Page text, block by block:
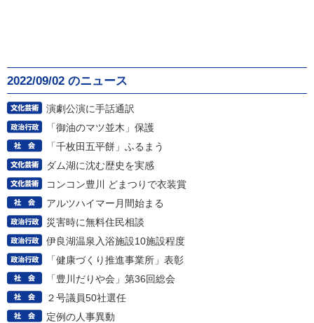
2022/09/02 のニュース
演劇公演に手話通訳
「御油のマツ並木」保護
「千枚田五平餅」ふるまう
ダム湖に沈む歴史を実感
コンコン豊川 どまつりで衣装賞
アルツハイマー月間始まる
災害時に無料住民相談
伊良湖温泉入浴施設10施設程度
「健康づくり推進事業所」表彰
「豊川だりや会」第36回総会
２号議員50社選任
定例の人事異動